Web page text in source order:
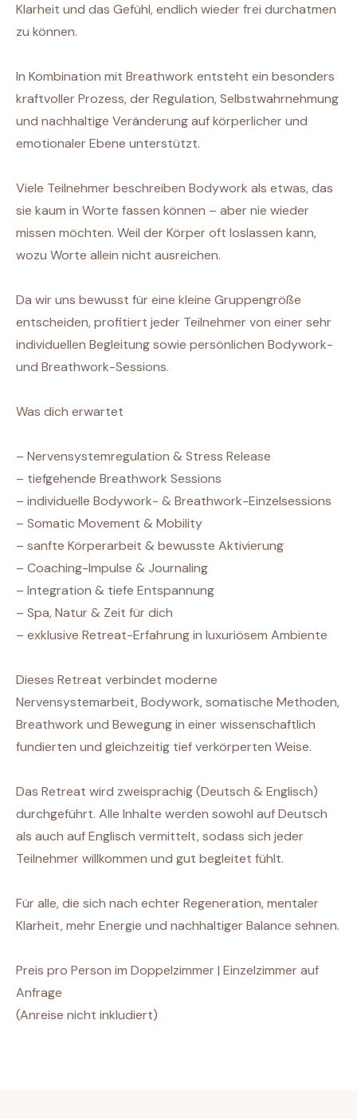
Klarheit und das Gefühl, endlich wieder frei durchatmen
zu können.
In Kombination mit Breathwork entsteht ein besonders
kraftvoller Prozess, der Regulation, Selbstwahrnehmung
und nachhaltige Veränderung auf körperlicher und
emotionaler Ebene unterstützt.
Viele Teilnehmer beschreiben Bodywork als etwas, das
sie kaum in Worte fassen können – aber nie wieder
missen möchten. Weil der Körper oft loslassen kann,
wozu Worte allein nicht ausreichen.
Da wir uns bewusst für eine kleine Gruppengröße
entscheiden, profitiert jeder Teilnehmer von einer sehr
individuellen Begleitung sowie persönlichen Bodywork-
und Breathwork-Sessions.
Was dich erwartet
– Nervensystemregulation & Stress Release
– tiefgehende Breathwork Sessions
– individuelle Bodywork- & Breathwork-Einzelsessions
– Somatic Movement & Mobility
– sanfte Körperarbeit & bewusste Aktivierung
– Coaching-Impulse & Journaling
– Integration & tiefe Entspannung
– Spa, Natur & Zeit für dich
– exklusive Retreat-Erfahrung in luxuriösem Ambiente
Dieses Retreat verbindet moderne
Nervensystemarbeit, Bodywork, somatische Methoden,
Breathwork und Bewegung in einer wissenschaftlich
fundierten und gleichzeitig tief verkörperten Weise.
Das Retreat wird zweisprachig (Deutsch & Englisch)
durchgeführt. Alle Inhalte werden sowohl auf Deutsch
als auch auf Englisch vermittelt, sodass sich jeder
Teilnehmer willkommen und gut begleitet fühlt.
Für alle, die sich nach echter Regeneration, mentaler
Klarheit, mehr Energie und nachhaltiger Balance sehnen.
Preis pro Person im Doppelzimmer | Einzelzimmer auf
Anfrage
(Anreise nicht inkludiert)